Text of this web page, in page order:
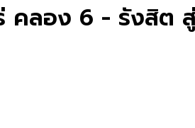
ลอง 6 - รังสิต